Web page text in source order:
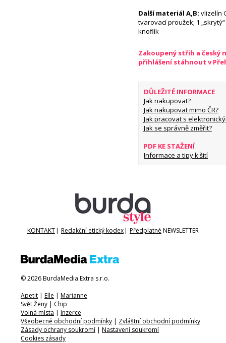
Další materiál A,B: vlizelín
tvarovací proužek; 1
knoflík
Zakoupený střih a český
přihlášení stáhnout v
DŮLEŽITÉ INFORMACE
Jak nakupovat?
Jak nakupovat mimo ČR?
Jak pracovat s
Jak se správně změřit?
PDF KE STAŽENÍ
Informace a tipy k šití
KONTAKT| Redakční etický kodex| Předplatné NEWSLETTER
© 2026 BurdaMedia Extra s.r.o.
Apetit | Elle | Marianne
Svět Ženy | Chip
Volná místa | Inzerce
Všeobecné obchodní podmínky | Zvláštní obchodní podmínky
Zásady ochrany soukromí | Nastavení soukromí
Cookies zásady